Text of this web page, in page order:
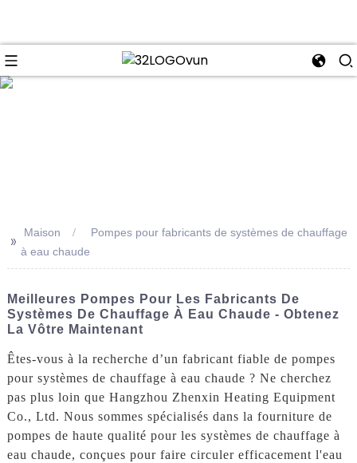
>> Maison
Pompes pour fabricants de systèmes de chauffage
à eau chaude
Meilleures Pompes Pour Les Fabricants De
Systèmes De Chauffage À Eau Chaude - Obtenez
La Vôtre Maintenant
Êtes-vous à la recherche d’un fabricant fiable de pompes
pour systèmes de chauffage à eau chaude ? Ne cherchez
pas plus loin que Hangzhou Zhenxin Heating Equipment
Co., Ltd. Nous sommes spécialisés dans la fourniture de
pompes de haute qualité pour les systèmes de chauffage à
eau chaude, conçues pour faire circuler efficacement l'eau